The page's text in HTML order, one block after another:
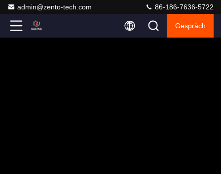
admin@zento-tech.com 86-186-7636-5722
Gespräch